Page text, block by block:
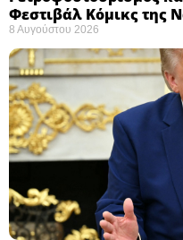
Φεστιβάλ Κόμικς της
8 Αυγούστου 2026